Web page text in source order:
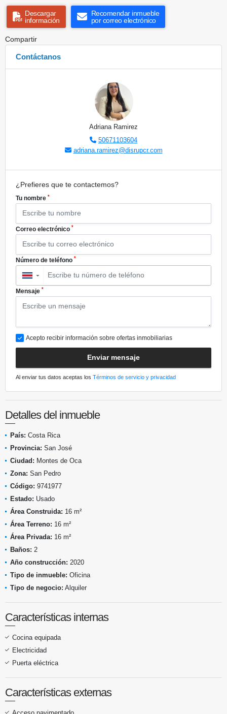
Descargar
información
Recomendar inmueble
por correo electrónico
Compartir
Contáctanos
Adriana Ramirez
50671103604
adriana.ramirez@disrupcr.com
¿Prefieres que te contactemos?
Tu nombre *
Correo electrónico *
Número de teléfono *
▼
Mensaje *
Acepto recibir información sobre ofertas inmobiliarias
Enviar mensaje
Al enviar tus datos aceptas los Términos de servicio y privacidad
Detalles del inmueble
País: Costa Rica
Provincia: San José
Ciudad: Montes de Oca
Zona: San Pedro
Código: 9741977
Estado: Usado
Área Construida: 16 m²
Área Terreno: 16 m²
Área Privada: 16 m²
Baños: 2
Año construcción: 2020
Tipo de inmueble: Oficina
Tipo de negocio: Alquiler
Características internas
Cocina equipada
Electricidad
Puerta eléctrica
Características externas